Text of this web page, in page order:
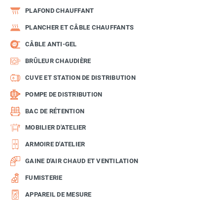
PLAFOND CHAUFFANT
PLANCHER ET CÂBLE CHAUFFANTS
CÂBLE ANTI-GEL
BRÛLEUR CHAUDIÈRE
CUVE ET STATION DE DISTRIBUTION
POMPE DE DISTRIBUTION
BAC DE RÉTENTION
MOBILIER D'ATELIER
ARMOIRE D'ATELIER
GAINE D'AIR CHAUD ET VENTILATION
FUMISTERIE
APPAREIL DE MESURE